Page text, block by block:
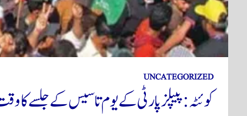
UNCATEGORIZED
کوئٹہ: پیپلز پارٹی کے یوم تاسیس کے جلسے کا